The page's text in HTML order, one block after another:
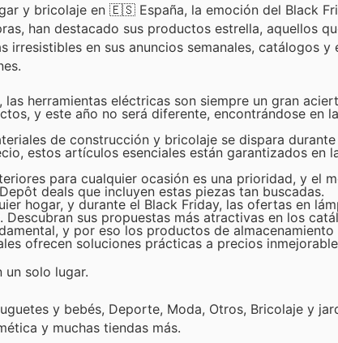
y bricolaje en 🇪🇸 España, la emoción del Black
han destacado sus productos estrella, aquellos
en sus anuncios semanales, catálogos y
herramientas eléctricas son siempre un gran
y este año no será diferente, encontrándose en
de construcción y bricolaje se dispara
estos artículos esenciales están garantizados en
para cualquier ocasión es una prioridad, y el
deals que incluyen estas piezas tan buscadas.
hogar, y durante el Black Friday, las ofertas en
sus propuestas más atractivas en los
y por eso los productos de almacenamiento
ofrecen soluciones prácticas a precios
solo lugar.
y bebés, Deporte, Moda, Otros, Bricolaje y
y muchas tiendas más.